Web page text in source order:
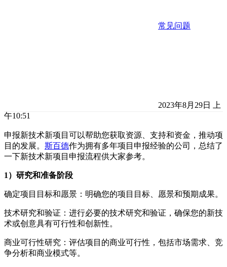
常见问题
2023年8月29日 上
午10:51
申报新技术新项目可以帮助您获取资源、支持和资金，推动项
目的发展。 斯百德作为拥有多年项目申报经验的公司，总结了
一下新技术新项目申报流程供大家参考。
1）研究和准备阶段
确定项目目标和愿景：明确您的项目目标、愿景和预期成果。
技术研究和验证：进行必要的技术研究和验证，确保您的新技
术或创意具有可行性和创新性。
商业可行性研究：评估项目的商业可行性，包括市场需求、竞
争分析和商业模式等。